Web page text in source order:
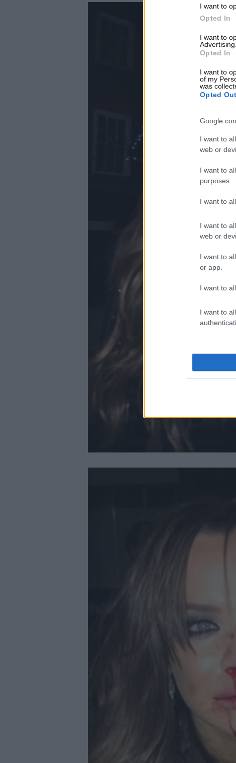
I want to
Opted In
I want to
Advertising.
Opted In
I want to
of my
was
Opted Out
Google
I want to
web or
I want to
purposes.
I want to
I want to
web or
I want to
or app.
I want to
I want to